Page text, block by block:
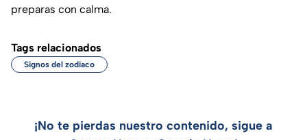
preparas con calma.
Tags relacionados
Signos del zodiaco
¡No te pierdas nuestro contenido, sigue a